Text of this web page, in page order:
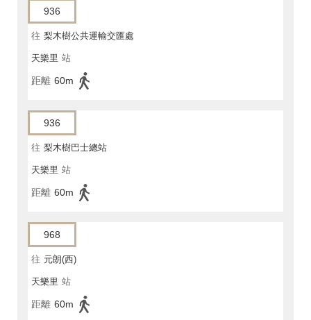
936
往 梨木樹公共運輸交匯處
天樂里 站
距離 60m
936
往 梨木樹巴士總站
天樂里 站
距離 60m
968
往 元朗(西)
天樂里 站
距離 60m